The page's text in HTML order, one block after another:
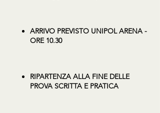
ARRIVO PREVISTO UNIPOL ARENA -
ORE 10.30
RIPARTENZA ALLA FINE DELLE
PROVA SCRITTA E PRATICA